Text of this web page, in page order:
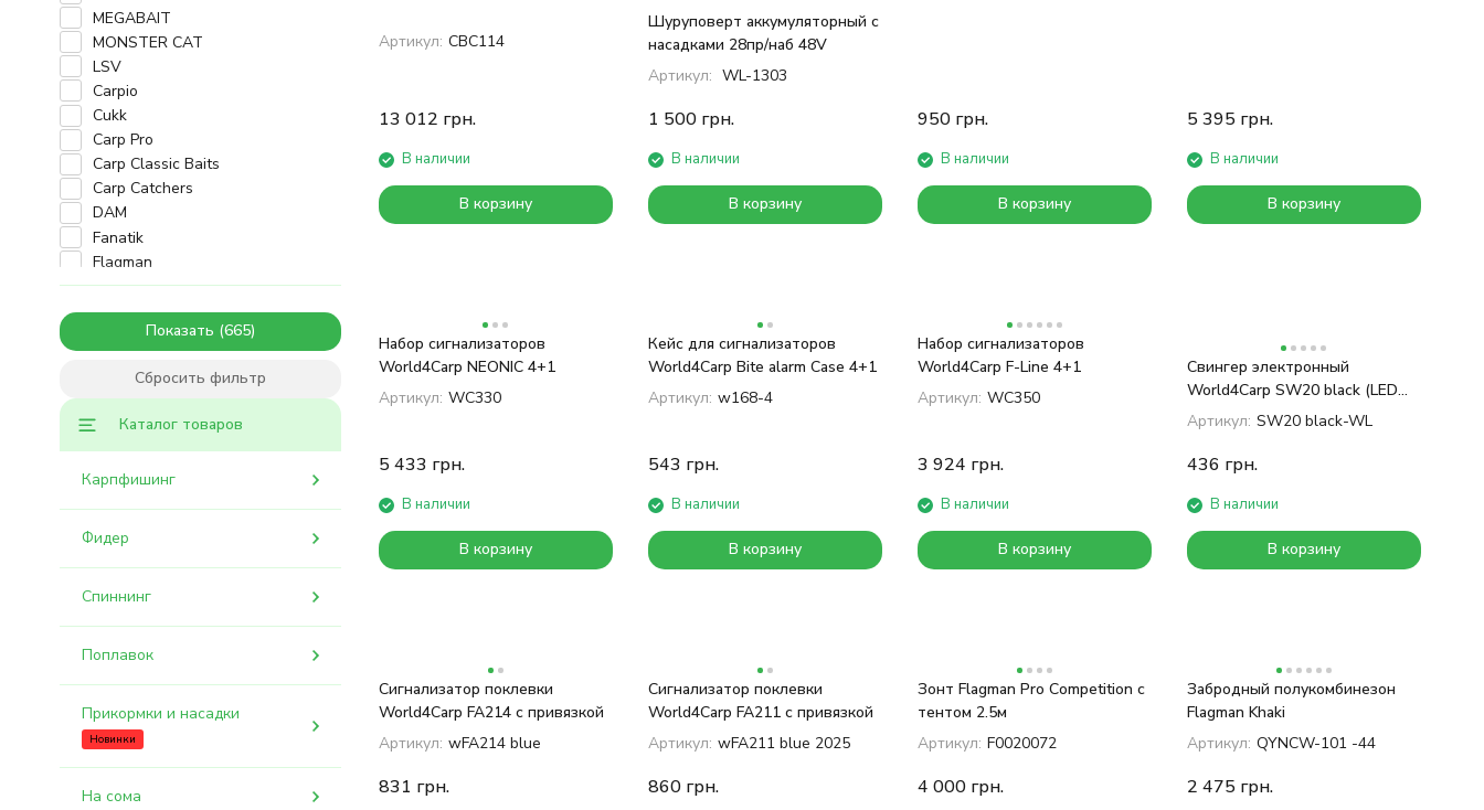
Артикул: CBC114
13 012 грн.
В наличии
В корзину
Шуруповерт аккумуляторный с
насадками 28пр/наб 48V
Артикул: WL-1303
1 500 грн.
В наличии
В корзину
950 грн.
В наличии
В корзину
5 395 грн.
В наличии
В корзину
Набор сигнализаторов
World4Carp NEONIC 4+1
Артикул: WC330
5 433 грн.
В наличии
В корзину
Кейс для сигнализаторов
World4Carp Bite alarm Case 4+1
Артикул: w168-4
543 грн.
В наличии
В корзину
Набор сигнализаторов
World4Carp F-Line 4+1
Артикул: WC350
3 924 грн.
В наличии
В корзину
Свингер электронный
World4Carp SW20 black (LED
White)
Артикул: SW20 black-WL
436 грн.
В наличии
В корзину
Сигнализатор поклевки
World4Carp FA214 с привязкой
Артикул: wFA214 blue
831 грн.
Сигнализатор поклевки
World4Carp FA211 с привязкой
Артикул: wFA211 blue 2025
860 грн.
Зонт Flagman Pro Competition с
тентом 2.5м
Артикул: F0020072
4 000 грн.
Забродный полукомбинезон
Flagman Khaki
Артикул: QYNCW-101 -44
2 475 грн.
MEGABAIT
MONSTER CAT
LSV
Carpio
Cukk
Carp Pro
Carp Classic Baits
Carp Catchers
DAM
Fanatik
Flagman
Forrest
Fox
Gardner
Carp Expert
Lineaeffe
Headlamp
Pike
Katran
Interkrill
Enterprise Tackle
Gamakatsu
Real Fish
Norfin
Fishing Roi
Korda
Maver
Показать
Сбросить фильтр
Каталог товаров
Карпфишинг
Фидер
Спиннинг
Поплавок
Прикормки и насадки
Новинки
На сома